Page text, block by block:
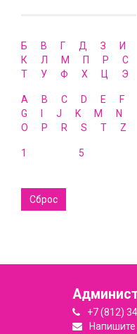
Б В Г Д З
И
К
Л М П Р
С
Т
У Ф Х Ц Э
A B C D E
F
G
J K M
N
O
P R S T Z
1 5
Сброс
+7 (812)